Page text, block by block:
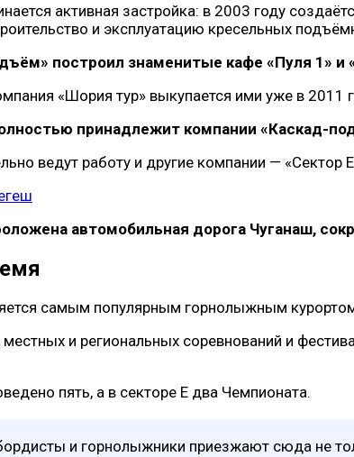
активная застройка: в 2003 году
и эксплуатацию кресельных
построил знаменитые кафе «Пуля 1» и
«Шория тур» выкупается ими уже в 2011
принадлежит компании «Каскад-
ведут работу и другие компании —
автомобильная дорога Чуганаш,
самым популярным горнолыжным
и региональных соревнований и
пять, а в секторе Е два Чемпионата.
и горнолыжники приезжают сюда не